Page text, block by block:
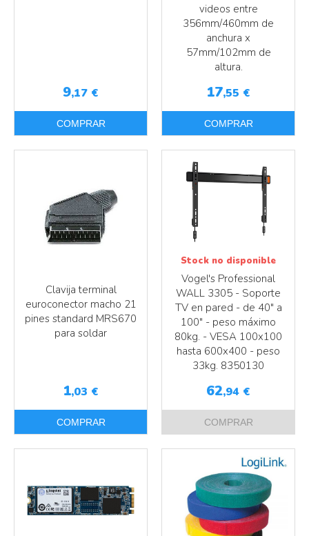
9,17 €
COMPRAR
videos entre
356mm/460mm de
anchura x
57mm/102mm de
altura.
17,55 €
COMPRAR
Clavija terminal
euroconector macho 21
pines standard MRS670
para soldar
1,03 €
COMPRAR
Vogel's Professional
WALL 3305 - Soporte
TV en pared - de 40" a
100" - peso máximo
80kg. - VESA 100x100
hasta 600x400 - peso
33kg. 8350130
62,94 €
Stock no disponible
COMPRAR